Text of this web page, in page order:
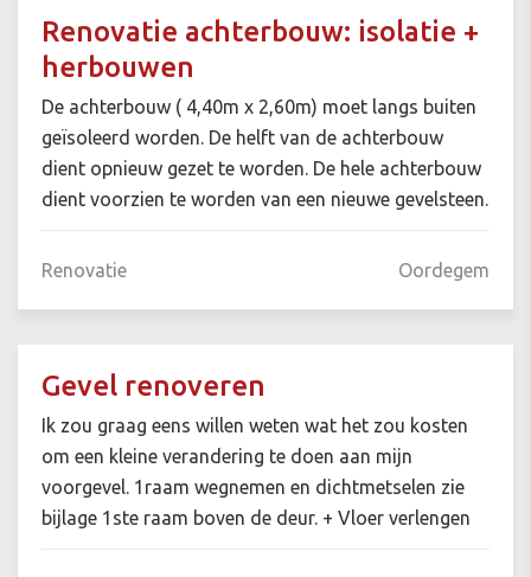
Renovatie achterbouw: isolatie +
herbouwen
De achterbouw ( 4,40m x 2,60m) moet langs buiten
geïsoleerd worden. De helft van de achterbouw
dient opnieuw gezet te worden. De hele achterbouw
dient voorzien te worden van een nieuwe gevelsteen.
Renovatie Oordegem
Gevel renoveren
Ik zou graag eens willen weten wat het zou kosten
om een kleine verandering te doen aan mijn
voorgevel. 1raam wegnemen en dichtmetselen zie
bijlage 1ste raam boven de deur. + Vloer verlengen